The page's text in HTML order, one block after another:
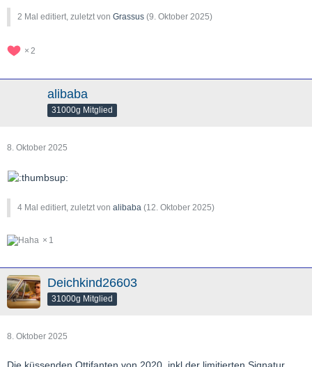
2 Mal editiert, zuletzt von Grassus (9. Oktober 2025)
2
alibaba
31000g Mitglied
8. Oktober 2025
4 Mal editiert, zuletzt von alibaba (12. Oktober 2025)
1
Deichkind26603
31000g Mitglied
8. Oktober 2025